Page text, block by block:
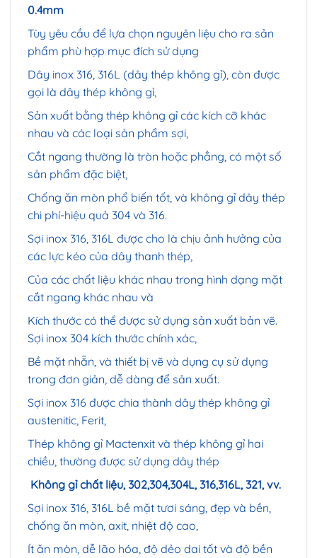
0.4mm
Tùy yêu cầu để lựa chọn nguyên liệu cho ra sản
phẩm phù hợp mục đích sử dụng
Dây inox 316, 316L (dây thép không gỉ), còn được
gọi là dây thép không gỉ,
Sản xuất bằng thép không gỉ các kích cỡ khác
nhau và các loại sản phẩm sợi,
Cắt ngang thường là tròn hoặc phẳng, có một số
sản phẩm đặc biệt,
Chống ăn mòn phổ biến tốt, và không gỉ dây thép
chi phí-hiệu quả 304 và 316.
Sợi inox 316, 316L được cho là chịu ảnh hưởng của
các lực kéo của dây thanh thép,
Của các chất liệu khác nhau trong hình dạng mặt
cắt ngang khác nhau và
Kích thước có thể được sử dụng sản xuất bản vẽ.
Sợi inox 304 kích thước chính xác,
Bề mặt nhẵn, và thiết bị vẽ và dụng cụ sử dụng
trong đơn giản, dễ dàng để sản xuất.
Sợi inox 316 được chia thành dây thép không gỉ
austenitic, Ferit,
Thép không gỉ Mactenxit và thép không gỉ hai
chiều, thường được sử dụng dây thép
Không gỉ chất liệu, 302,304,304L, 316,316L, 321, vv.
Sợi inox 316, 316L bề mặt tươi sáng, đẹp và bền,
chống ăn mòn, axit, nhiệt độ cao,
Ít ăn mòn, dễ lão hóa, độ dẻo dai tốt và độ bền